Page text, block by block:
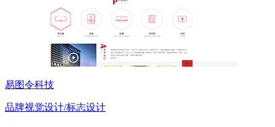
易图令科技
品牌视觉设计/标志设计